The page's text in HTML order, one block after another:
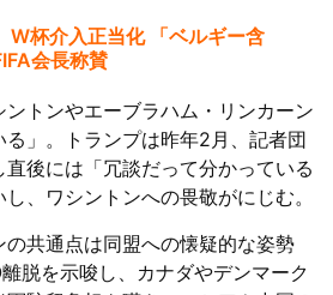
W杯介入正当化 「ベルギー含
会長称賛
ントンやエーブラハム・リンカーン
る」。トランプは昨年2月、記者団
後には「冗談だって分かっている
、ワシントンへの畏敬がにじむ。
の共通点は同盟への懐疑的な姿勢
脱を示唆し、カナダやデンマーク